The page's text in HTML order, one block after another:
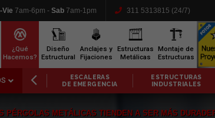
Vie 7am-6pm - Sab 7am-1pm 311 5313815 (24/7)
¿Qué
Hacemos?
Diseño
Estructural
Anclajes y
Fijaciones
Estructuras
Metálicas
Montaje de
Estructuras
ESTRUCTURAS
INDUSTRIALES
TANQUES
METÁLICOS
PÉRGOLAS METÁLICAS TIENDEN A SER MÁS